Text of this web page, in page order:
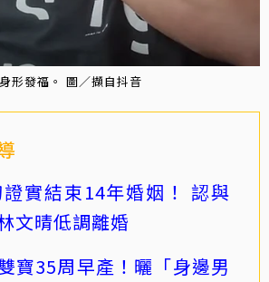
形發福。 圖／擷自抖音
實結束14年婚姻！ 認與
文晴低調離婚
寶35周早產！曬「身邊男